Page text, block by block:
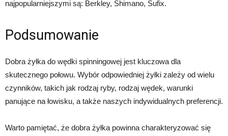
najpopularniejszymi są: Berkley, Shimano, Sufix.
Podsumowanie
Dobra żyłka do wędki spinningowej jest kluczowa dla
skutecznego połowu. Wybór odpowiedniej żyłki zależy od wielu
czynników, takich jak rodzaj ryby, rodzaj wędek, warunki
panujące na łowisku, a także naszych indywidualnych preferencji.
Warto pamiętać, że dobra żyłka powinna charakteryzować się